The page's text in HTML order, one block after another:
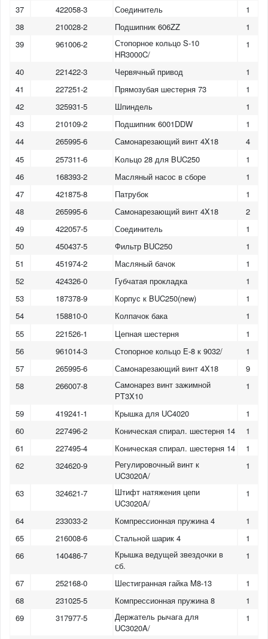
37 422058-3 Соединитель
1
38
210028-2 Подшипник 606ZZ
1
39
961006-2
Стопорное кольцо S-10
HR3000C/
1
40 221422-3 Червячный привод
1
41
227251-2 Прямозубая шестерня 73
1
42
325931-5 Шпиндель
1
43
210109-2 Подшипник 6001DDW
1
44
265995-6 Самонарезающий винт 4X18
4
45
257311-6 Kольцо 28 для BUC250
1
46
168393-2 Масляный насос в сборе
1
47
421875-8 Патрубок
1
48
265995-6 Самонарезающий винт 4X18
2
49
422057-5 Соединитель
1
50
450437-5 Фильтр BUC250
1
51
451974-2 Масляный бачок
1
52
424326-0 Губчатая прокладка
1
53
187378-9 Корпус к BUC250(new)
1
54
158810-0 Колпачок бака
1
55
221526-1 Цепная шестерня
1
56
961014-3 Стопорное кольцо E-8 к 9032/
1
57
265995-6 Самонарезающий винт 4X18
9
58
266007-8
Самонарез винт зажимной
РT3X10
1
59 419241-1 Крышка для UC4020
1
60
227496-2 Коническая спирал. шестерня 14
1
61
227495-4 Коническая спирал. шестерня 14
1
62
324620-9
Регулировочный винт к
UC3020A/
1
63 324621-7
Штифт натяжения цепи
UC3020A/
1
64 233033-2 Компрессионная пружина 4
1
65
216008-6 Стальной шарик 4
1
66
140486-7
Крышка ведущей звездочки в
сб.
1
67 252168-0 Шестигранная гайка M8-13
1
68
231025-5 Компрессионная пружина 8
1
69
317977-5
Держатель рычага для
UC3020A/
1